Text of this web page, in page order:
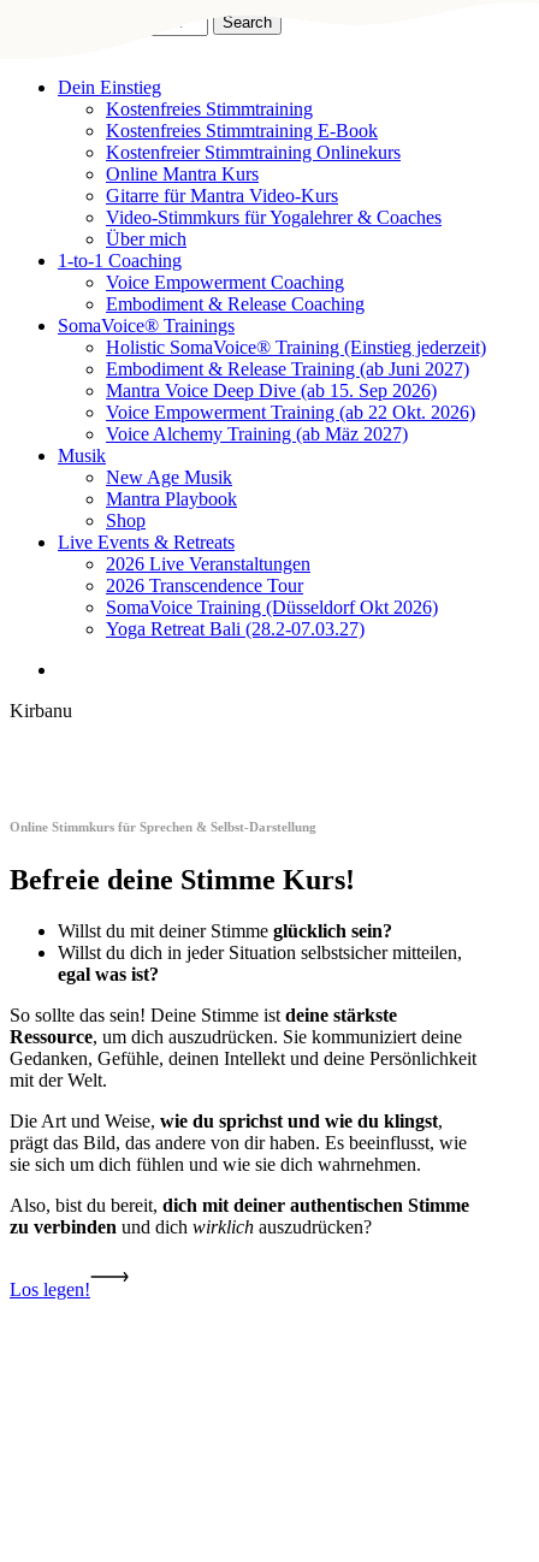
content
Search
search
Menu
Dein Einstieg
Kostenfreies Stimmtraining
Kostenfreies Stimmtraining E-Book
Kostenfreier Stimmtraining Onlinekurs
Online Mantra Kurs
Gitarre für Mantra Video-Kurs
Video-Stimmkurs für Yogalehrer & Coaches
Über mich
1-to-1 Coaching
Voice Empowerment Coaching
Embodiment & Release Coaching
SomaVoice® Trainings
Holistic SomaVoice® Training (Einstieg jederzeit)
Embodiment & Release Training (ab Juni 2027)
Mantra Voice Deep Dive (ab 15. Sep 2026)
Voice Empowerment Training (ab 22 Okt. 2026)
Voice Alchemy Training (ab Mäz 2027)
Musik
New Age Musik
Mantra Playbook
Shop
Live Events & Retreats
2026 Live Veranstaltungen
2026 Transcendence Tour
SomaVoice Training (Düsseldorf Okt 2026)
Yoga Retreat Bali (28.2-07.03.27)
Kirbanu
Online Stimmkurs für Sprechen & Selbst-Darstellung
Befreie deine Stimme Kurs!
Willst du mit deiner Stimme glücklich sein?
Willst du dich in jeder Situation selbstsicher mitteilen,
egal was ist?
So sollte das sein! Deine Stimme ist deine stärkste
Ressource, um dich auszudrücken. Sie kommuniziert deine
Gedanken, Gefühle, deinen Intellekt und deine Persönlichkeit
mit der Welt.
Die Art und Weise, wie du sprichst und wie du klingst,
prägt das Bild, das andere von dir haben. Es beeinflusst, wie
sie sich um dich fühlen und wie sie dich wahrnehmen.
Also, bist du bereit, dich mit deiner authentischen Stimme
zu verbinden und dich wirklich auszudrücken?
Los legen!